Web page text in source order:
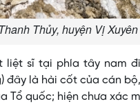
Thủy, huyện Vị Xuyên
sĩ tại phía tây nam
đây là hài cốt của cán
Tổ quốc; hiện chưa xác